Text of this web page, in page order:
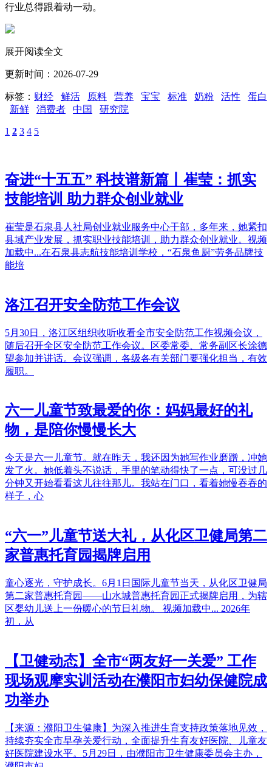
行业总得跟着动一动。
展开阅读全文
更新时间：2026-07-29
标签： 财经 鲜活 原料 营养 宝宝 标准 奶粉 活性
蛋白
新鲜
消费者 中国 研究院
1 2 3 4 5
奋进“十五五” 科技谱新篇丨崔莹：抓实
技能培训 助力群众创业就业
崔莹是石泉县人社局创业就业服务中心干部，多年来，她紧扣
县域产业发展，抓实职业技能培训，助力群众创业就业。视频
加载中...在石泉县志航技能培训学校，“石泉鱼厨”劳务品牌技
能培
洛江召开安全防范工作会议
5月30日，洛江区组织收听收看全市安全防范工作视频会议，
随后召开全区安全防范工作会议。区委常委、常务副区长涂德
望参加并讲话。会议强调，各级各有关部门要强化担当，有效
履职。
六一儿童节致最爱的你：妈妈最好的礼
物，是陪你慢慢长大
今天是六一儿童节。就在昨天，我还因为她写作业磨蹭，冲她
发了火。她低着头不说话，手里的笔动得快了一点，可没过几
分钟又开始看看这儿往往那儿。我站在门口，看着她慢吞吞的
样子，心
“六一”儿童节送大礼，从化区卫健局第二
家普惠托育园揭牌启用
童心逐光，守护成长。6月1日国际儿童节当天，从化区卫健局
第二家普惠托育园——山水城普惠托育园正式揭牌启用，为辖
区婴幼儿送上一份暖心的节日礼物。 视频加载中... 2026年
初，从
【卫健动态】全市“两友好一关爱” 工作
现场观摩实训活动在濮阳市妇幼保健院成
功举办
【来源：濮阳卫生健康】为深入推进生育支持政策落地见效，
持续夯实全市早孕关爱行动，全面提升生育友好医院、儿童友
好医院建设水平。5月29日，由濮阳市卫生健康委员会主办，